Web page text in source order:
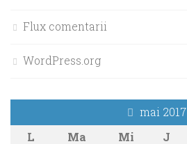
Flux comentarii
WordPress.org
mai 2017
L
Ma Mi J